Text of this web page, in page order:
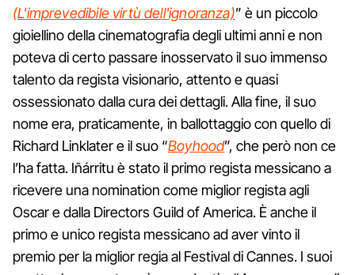
(L'imprevedibile virtù dell'ignoranza)” è un piccolo
gioiellino della cinematografia degli ultimi anni e non
poteva di certo passare inosservato il suo immenso
talento da regista visionario, attento e quasi
ossessionato dalla cura dei dettagli. Alla fine, il suo
nome era, praticamente, in ballottaggio con quello di
Richard Linklater e il suo “Boyhood”, che però non ce
l’ha fatta. Iñárritu è stato il primo regista messicano a
ricevere una nomination come miglior regista agli
Oscar e dalla Directors Guild of America. È anche il
primo e unico regista messicano ad aver vinto il
premio per la miglior regia al Festival di Cannes. I suoi